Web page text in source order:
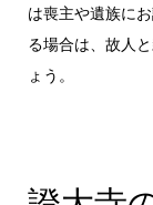
は喪主や遺族に
る場合は、故人
ょう。